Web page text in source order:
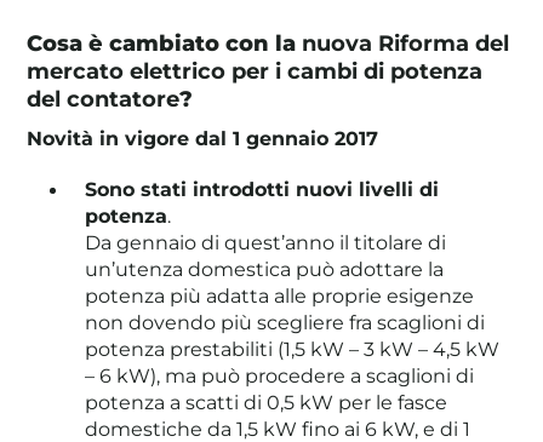
Cosa è cambiato con la nuova Riforma del
mercato elettrico per i cambi di potenza
del contatore?
Novità in vigore dal 1 gennaio 2017
Sono stati introdotti nuovi livelli di
potenza.
Da gennaio di quest’anno il titolare di
un’utenza domestica può adottare la
potenza più adatta alle proprie esigenze
non dovendo più scegliere fra scaglioni di
potenza prestabiliti (1,5 kW – 3 kW – 4,5 kW
– 6 kW), ma può procedere a scaglioni di
potenza a scatti di 0,5 kW per le fasce
domestiche da 1,5 kW fino ai 6 kW, e di 1